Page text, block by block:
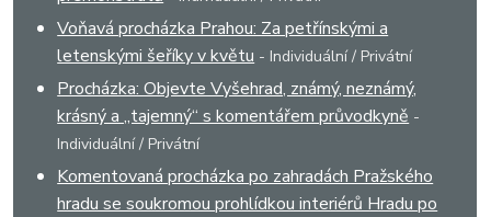
Voňavá procházka Prahou: Za petřínskými a
letenskými šeříky v květu - Individuální / Privátní
Procházka: Objevte Vyšehrad, známý, neznámý,
krásný a „tajemný“ s komentářem průvodkyně -
Individuální / Privátní
Komentovaná procházka po zahradách Pražského
hradu se soukromou prohlídkou interiérů Hradu po